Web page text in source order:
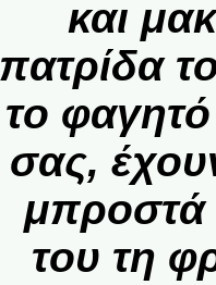
και
πατρίδα
το
σας,
μπροστά
του τη